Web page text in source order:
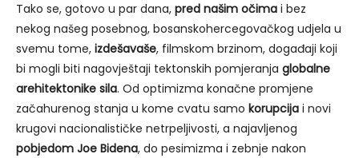
Tako se, gotovo u par dana, pred našim očima i bez
nekog našeg posebnog, bosanskohercegovačkog udjela u
svemu tome, izdešavaše, filmskom brzinom, događaji koji
bi mogli biti nagovještaji tektonskih pomjeranja globalne
arehitektonike sila. Od optimizma konačne promjene
začahurenog stanja u kome cvatu samo korupcija i novi
krugovi nacionalističke netrpeljivosti, a najavljenog
pobjedom Joe Bidena, do pesimizma i zebnje nakon